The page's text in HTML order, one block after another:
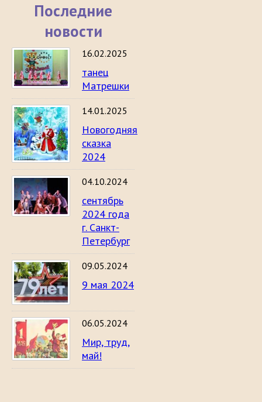
Последние
новости
16.02.2025
танец
Матрешки
14.01.2025
Новогодняя
сказка
2024
04.10.2024
сентябрь
2024 года
г. Санкт-
Петербург
09.05.2024
9 мая 2024
06.05.2024
Мир, труд,
май!